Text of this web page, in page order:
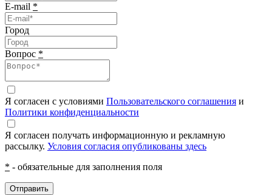
E-mail *
Город
Вопрос *
Я согласен с условиями Пользовательского соглашения и
Политики конфиденциальности
Я согласен получать информационную и рекламную
рассылку. Условия согласия опубликованы здесь
* - обязательные для заполнения поля
Отправить